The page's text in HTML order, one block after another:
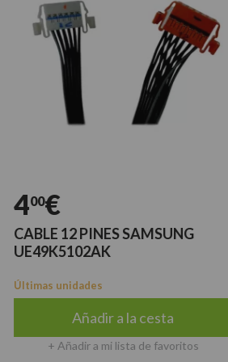
€
12 PINES SAMSUNG
unidades
Añadir a la cesta
+ Añadir a mi lista de favoritos